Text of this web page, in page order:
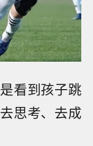
看到孩子跳
思考、去成